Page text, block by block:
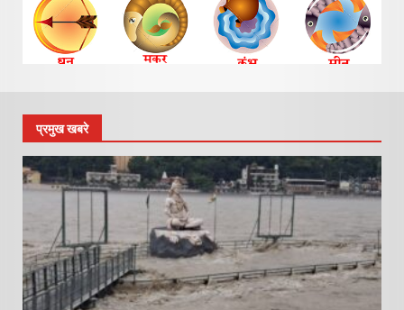
प्रमुख खबरे